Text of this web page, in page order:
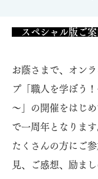
スペシャル版ご
お蔭さまで、オン
プ「職人を学ぼう
～」の開催をはじ
で一周年となります
たくさんの方にご
見、ご感想、励ま